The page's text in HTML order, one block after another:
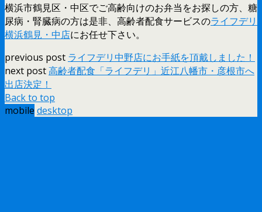
横浜市鶴見区・中区でご高齢向けのお弁当をお探しの方、糖
尿病・腎臓病の方は是非、高齢者配食サービスのライフデリ
横浜鶴見・中店にお任せ下さい。
previous post ライフデリ中野店にお手紙を頂戴しました！
next post高齢者配食「ライフデリ」近江八幡市・彦根市へ
出店決定！
Back to top
mobile desktop